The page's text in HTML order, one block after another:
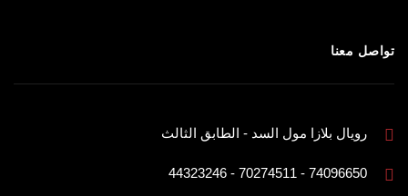
تواصل معنا
رويال بلازا مول السد - الطابق الثالث
74096650 - 70274511 - 44323246